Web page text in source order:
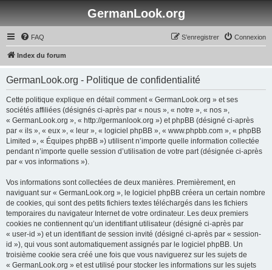
GermanLook.org
FAQ Connexion
S’enregistrer
Index du forum
GermanLook.org - Politique de confidentialité
Cette politique explique en détail comment « GermanLook.org » et ses
sociétés affiliées (désignés ci-après par « nous », « notre », « nos »,
« GermanLook.org », « http://germanlook.org ») et phpBB (désigné ci-après
par « ils », « eux », « leur », « logiciel phpBB », « www.phpbb.com », « phpBB
Limited », « Équipes phpBB ») utilisent n’importe quelle information collectée
pendant n’importe quelle session d’utilisation de votre part (désignée ci-après
par « vos informations »).
Vos informations sont collectées de deux manières. Premièrement, en
naviguant sur « GermanLook.org », le logiciel phpBB créera un certain nombre
de cookies, qui sont des petits fichiers textes téléchargés dans les fichiers
temporaires du navigateur Internet de votre ordinateur. Les deux premiers
cookies ne contiennent qu’un identifiant utilisateur (désigné ci-après par
« user-id ») et un identifiant de session invité (désigné ci-après par « session-
id »), qui vous sont automatiquement assignés par le logiciel phpBB. Un
troisième cookie sera créé une fois que vous naviguerez sur les sujets de
« GermanLook.org » et est utilisé pour stocker les informations sur les sujets